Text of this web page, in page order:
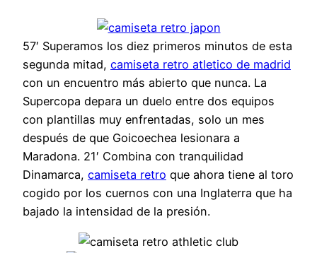
57′ Superamos los diez primeros minutos de esta
segunda mitad, camiseta retro atletico de madrid
con un encuentro más abierto que nunca. La
Supercopa depara un duelo entre dos equipos
con plantillas muy enfrentadas, solo un mes
después de que Goicoechea lesionara a
Maradona. 21′ Combina con tranquilidad
Dinamarca, camiseta retro que ahora tiene al toro
cogido por los cuernos con una Inglaterra que ha
bajado la intensidad de la presión.